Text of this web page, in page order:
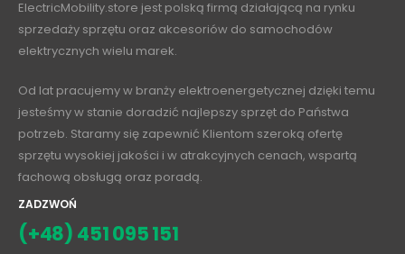
ElectricMobility.store jest polską firmą działającą na rynku
sprzedaży sprzętu oraz akcesoriów do samochodów
elektrycznych wielu marek.
Od lat pracujemy w branży elektroenergetycznej dzięki temu
jesteśmy w stanie doradzić najlepszy sprzęt do Państwa
potrzeb. Staramy się zapewnić Klientom szeroką ofertę
sprzętu wysokiej jakości i w atrakcyjnych cenach, wspartą
fachową obsługą oraz poradą.
ZADZWOŃ
(+48) 451 095 151